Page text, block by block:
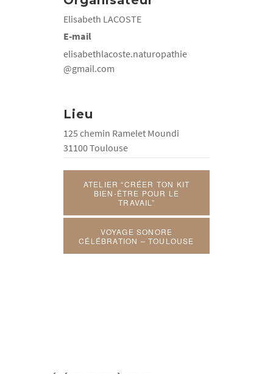
Elisabeth LACOSTE
E-mail
elisabethlacoste.naturopathie
@gmail.com
Lieu
125 chemin Ramelet Moundi
31100 Toulouse
ATELIER “CRÉER TON KIT
BIEN-ÊTRE POUR LE
TRAVAIL”
VOYAGE SONORE
CÉLÉBRATION – TOULOUSE